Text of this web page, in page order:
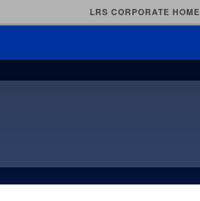
LRS CORPORATE HOME